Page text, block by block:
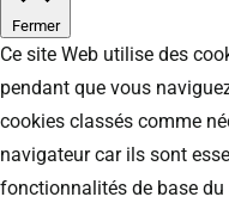
Fermer
Ce site Web utilise des
pendant que vous
cookies classés comme
navigateur car ils sont
fonctionnalités de base